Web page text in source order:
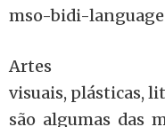
mso-bidi-
Artes
visuais, plásticas,
são algumas das